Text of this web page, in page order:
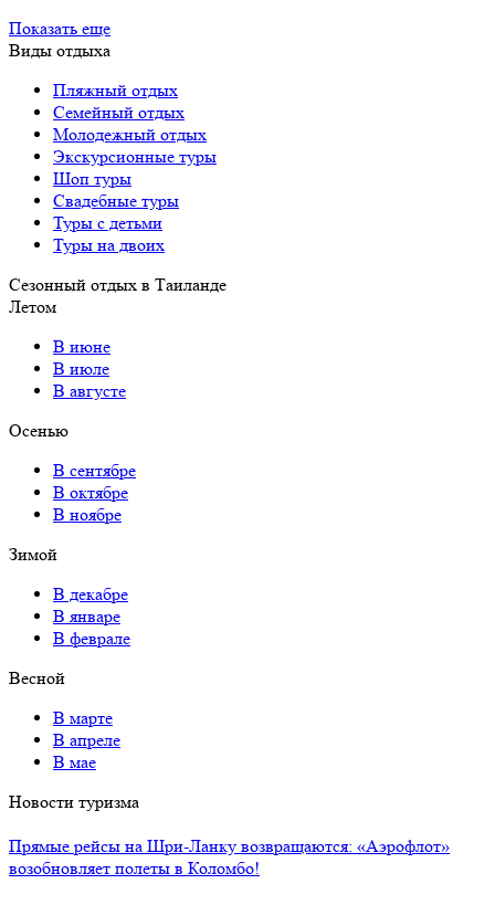
Показать еще
Виды отдыха
Пляжный отдых
Семейный отдых
Молодежный отдых
Экскурсионные туры
Шоп туры
Свадебные туры
Туры с детьми
Туры на двоих
Сезонный отдых в Таиланде
Летом
В июне
В июле
В августе
Осенью
В сентябре
В октябре
В ноябре
Зимой
В декабре
В январе
В феврале
Весной
В марте
В апреле
В мае
Новости туризма
Прямые рейсы на Шри-Ланку возвращаются: «Аэрофлот»
возобновляет полеты в Коломбо!